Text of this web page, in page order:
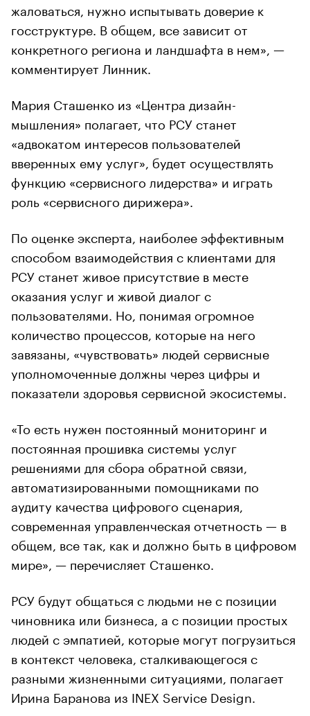
жаловаться, нужно испытывать доверие к
госструктуре. В общем, все зависит от
конкретного региона и ландшафта в нем», —
комментирует Линник.
Мария Сташенко из «Центра дизайн-
мышления» полагает, что РСУ станет
«адвокатом интересов пользователей
вверенных ему услуг», будет осуществлять
функцию «сервисного лидерства» и играть
роль «сервисного дирижера».
По оценке эксперта, наиболее эффективным
способом взаимодействия с клиентами для
РСУ станет живое присутствие в месте
оказания услуг и живой диалог с
пользователями. Но, понимая огромное
количество процессов, которые на него
завязаны, «чувствовать» людей сервисные
уполномоченные должны через цифры и
показатели здоровья сервисной экосистемы.
«То есть нужен постоянный мониторинг и
постоянная прошивка системы услуг
решениями для сбора обратной связи,
автоматизированными помощниками по
аудиту качества цифрового сценария,
современная управленческая отчетность — в
общем, все так, как и должно быть в цифровом
мире», — перечисляет Сташенко.
РСУ будут общаться с людьми не с позиции
чиновника или бизнеса, а с позиции простых
людей с эмпатией, которые могут погрузиться
в контекст человека, сталкивающегося с
разными жизненными ситуациями, полагает
Ирина Баранова из INEX Service Design.